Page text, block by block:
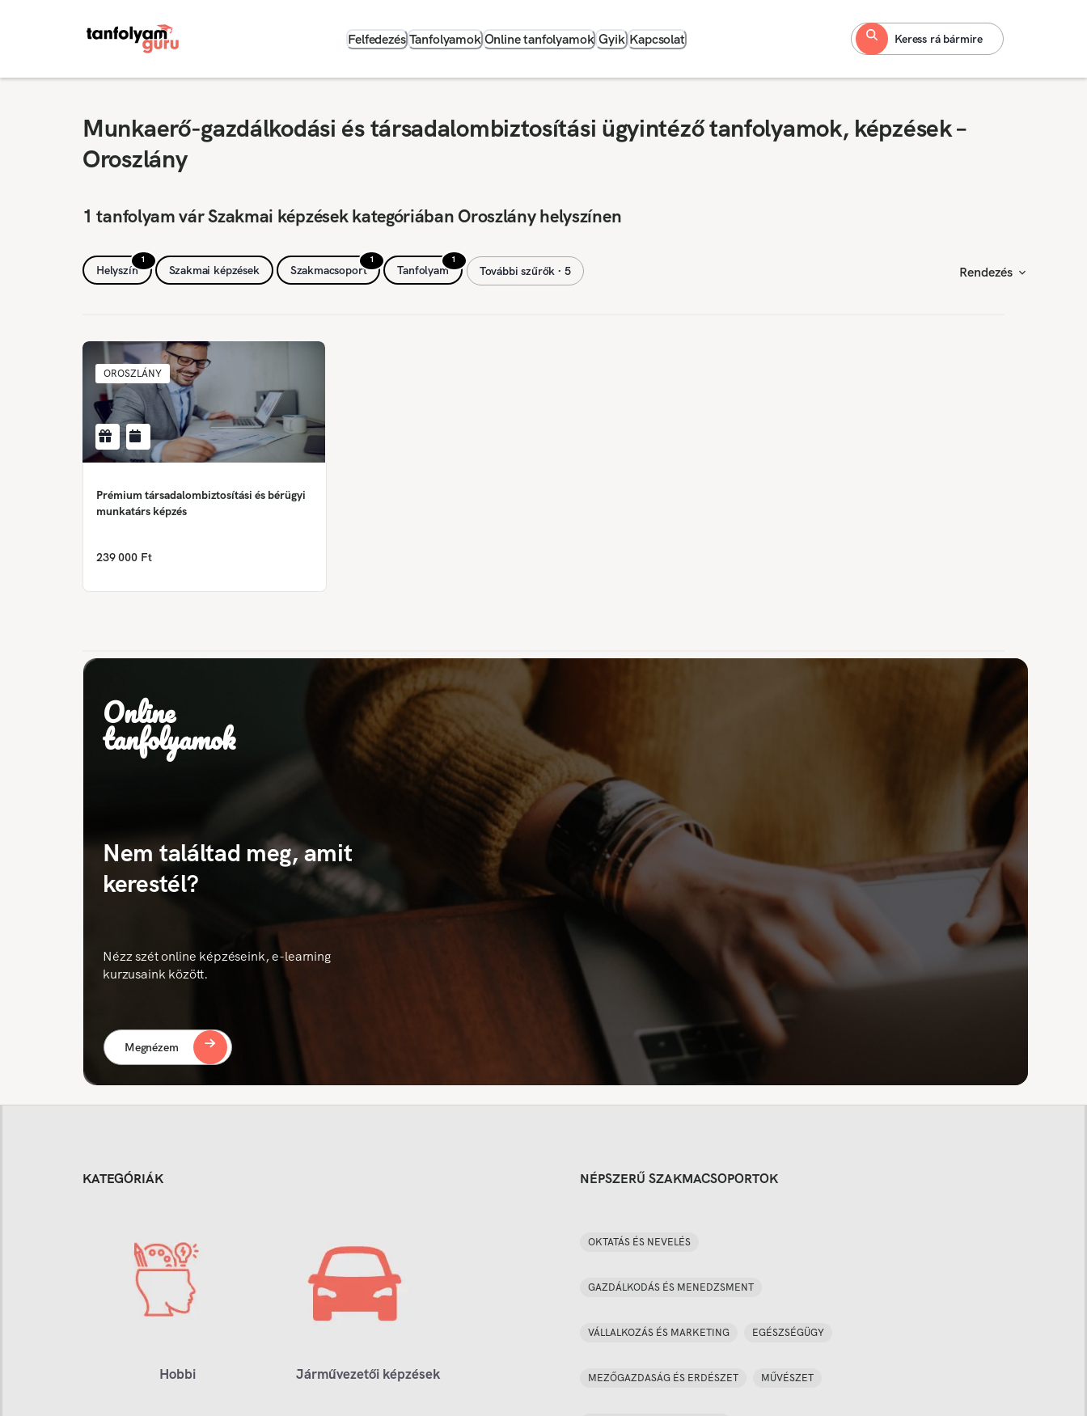
Felfedezés Tanfolyamok Online tanfolyamok Gyik Kapcsolat Keress rá bármire
Munkaerő-gazdálkodási és társadalombiztosítási ügyintéző tanfolyamok, képzések –
Oroszlány
1 tanfolyam vár Szakmai képzések kategóriában Oroszlány helyszínen
1
Helyszín Szakmai képzések
1
Szakmacsoport
1
Tanfolyam További szűrők ∙ 5 Rendezés
OROSZLÁNY
Prémium társadalombiztosítási és bérügyi
munkatárs képzés
239 000 Ft
Online
tanfolyamok
Nem találtad meg, amit
kerestél?
Nézz szét online képzéseink, e-learning
kurzusaink között.
Megnézem
KATEGÓRIÁK
Hobbi Járművezetői képzések
NÉPSZERŰ SZAKMACSOPORTOK
OKTATÁS ÉS NEVELÉS
GAZDÁLKODÁS ÉS MENEDZSMENT
VÁLLALKOZÁS ÉS MARKETING EGÉSZSÉGÜGY
MEZŐGAZDASÁG ÉS ERDÉSZET MŰVÉSZET